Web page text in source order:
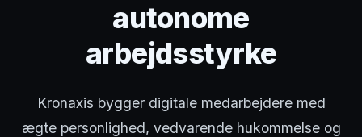
autonome
arbejdsstyrke
Kronaxis bygger digitale medarbejdere med
ægte personlighed, vedvarende hukommelse og